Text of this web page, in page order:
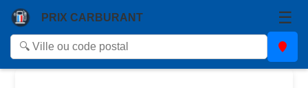
PRIX CARBURANT ☰